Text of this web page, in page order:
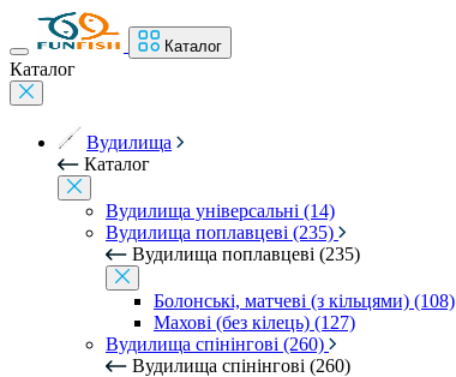
Каталог
Каталог
Вудилища
Каталог
Вудилища універсальні (14)
Вудилища поплавцеві (235)
Вудилища поплавцеві (235)
Болонські, матчеві (з кільцями) (108)
Махові (без кілець) (127)
Вудилища спінінгові (260)
Вудилища спінінгові (260)